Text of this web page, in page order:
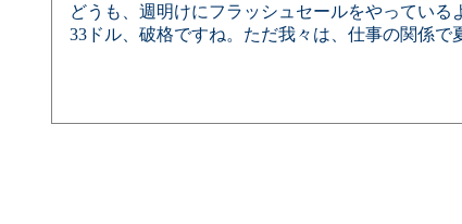
どうも、週明けにフラッシュセールをやっている
33ドル、破格ですね。ただ我々は、仕事の関係で